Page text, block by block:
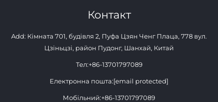
Контакт
Add: Кімната 701, будівля 2, Пуфа Цзян Ченг Плаца, 778 вул.
Цзіньцзі, район Пудонг, Шанхай, Китай
Тел:+86-13701797089
Електронна пошта:[email protected]
Мобільний:+86-13701797089